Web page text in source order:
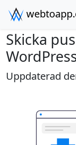
Skicka
Uppdaterad